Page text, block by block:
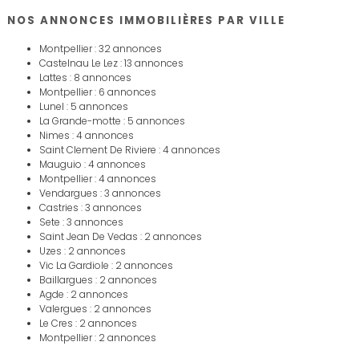
NOS ANNONCES IMMOBILIÈRES PAR VILLE
Montpellier : 32 annonces
Castelnau Le Lez : 13 annonces
Lattes : 8 annonces
Montpellier : 6 annonces
Lunel : 5 annonces
La Grande-motte : 5 annonces
Nimes : 4 annonces
Saint Clement De Riviere : 4 annonces
Mauguio : 4 annonces
Montpellier : 4 annonces
Vendargues : 3 annonces
Castries : 3 annonces
Sete : 3 annonces
Saint Jean De Vedas : 2 annonces
Uzes : 2 annonces
Vic La Gardiole : 2 annonces
Baillargues : 2 annonces
Agde : 2 annonces
Valergues : 2 annonces
Le Cres : 2 annonces
Montpellier : 2 annonces